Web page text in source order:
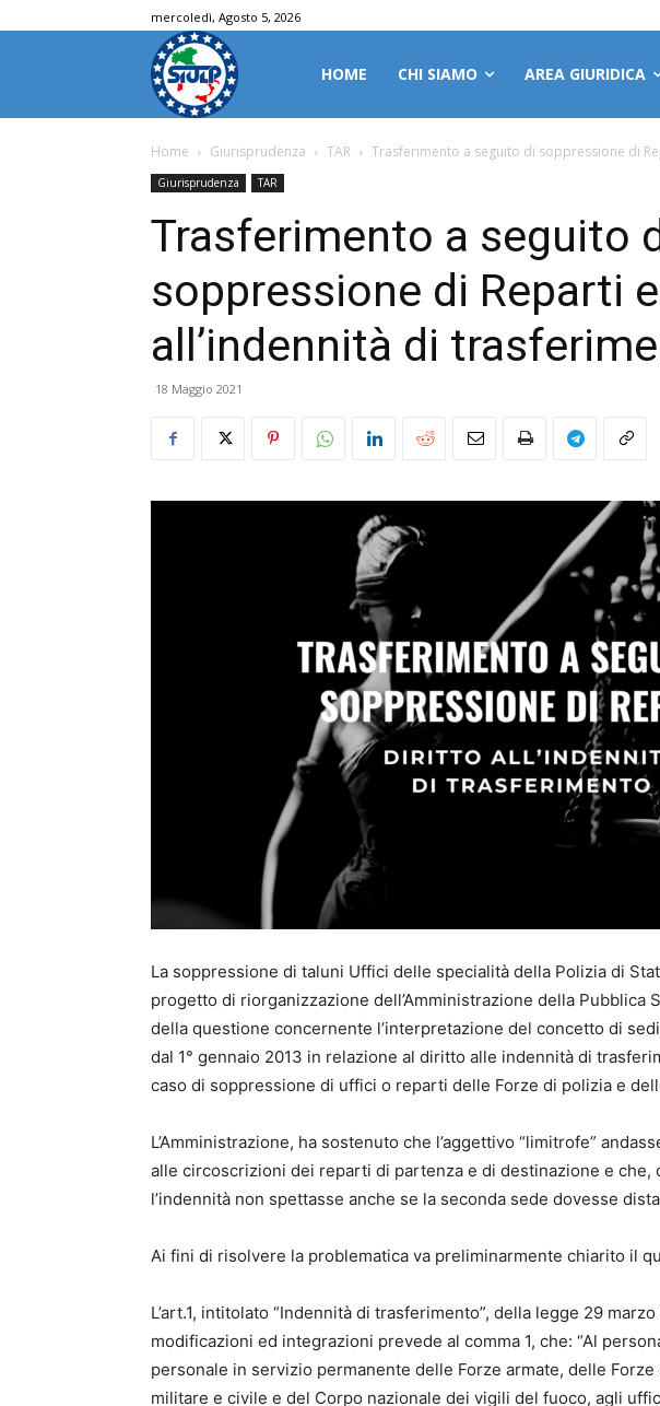
mercoledì, Agosto 5, 2026
HOME CHI SIAMO AREA GIURIDICA
Home Giurisprudenza TAR Trasferimento a seguito di soppressione di
Giurisprudenza TAR
Trasferimento a seguito
soppressione di Reparti
all’indennità di
18 Maggio 2021
La soppressione di taluni Uffici delle specialità della Polizia di
progetto di riorganizzazione dell’Amministrazione della Pubblica
della questione concernente l’interpretazione del concetto di
dal 1° gennaio 2013 in relazione al diritto alle indennità di
caso di soppressione di uffici o reparti delle Forze di polizia e
L’Amministrazione, ha sostenuto che l’aggettivo “limitrofe”
alle circoscrizioni dei reparti di partenza e di destinazione e che,
l’indennità non spettasse anche se la seconda sede dovesse
Ai fini di risolvere la problematica va preliminarmente chiarito il
L’art.1, intitolato “Indennità di trasferimento”, della legge 29
modificazioni ed integrazioni prevede al comma 1, che: “Al
personale in servizio permanente delle Forze armate, delle
militare e civile e del Corpo nazionale dei vigili del fuoco, agli